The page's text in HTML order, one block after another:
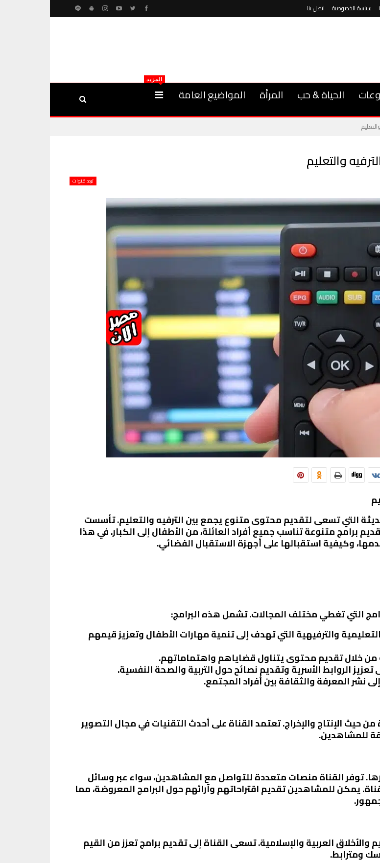
سياسة الخصوصية اتصل بنا
الحياة & حب المرأة المواضيع العامة
المزيد
والتعليم
تردد قنوات
التي تسعى لتقديم محتوى متنوع يجمع بين الترفيه والتعليم. تأسست
برامج متنوعة تناسب جميع أفراد العائلة، من الأطفال إلى الكبار. في هذا
وكيفية استقبالها على أجهزة الاستقبال الفضائي.
التي تغطي مختلف المجالات. تشمل هذه البرامج:
والترفيهية التي تهدف إلى تنمية مهارات الأطفال وتعزيز قيمهم
خلال تقديم محتوى يتناول قضاياهم واهتماماتهم.
الروابط الأسرية وتقديم نصائح حول التربية والصحة النفسية.
نشر المعرفة والثقافة بين أفراد المجتمع.
حيث الإنتاج والإخراج. تعتمد القناة على أحدث التقنيات في مجال التصوير
للمشاهدين.
توفر القناة منصات متعددة للتواصل مع المشاهدين، سواء عبر وسائل
يمكن للمشاهدين تقديم اقتراحاتهم وآرائهم حول البرامج المعروضة، مما
العربية والإسلامية. تسعى القناة إلى تقديم برامج تعزز من القيم
ومترابط.